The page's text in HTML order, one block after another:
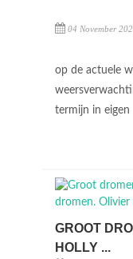
04 November
op de actuele
termijn in eigen
GROOT
HOLLY ...